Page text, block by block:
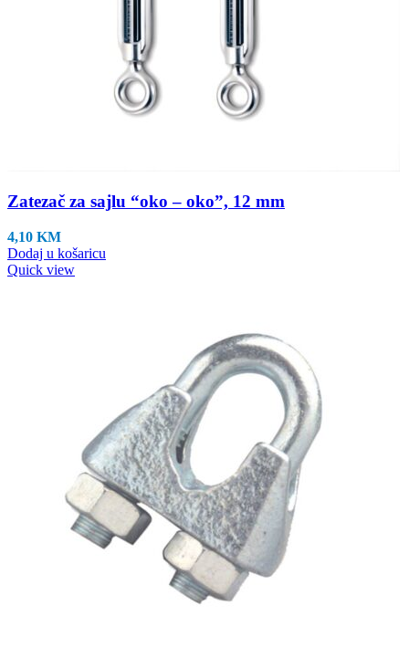
Zatezač za sajlu “oko – oko”, 12 mm
4,10 KM
Dodaj u košaricu
Quick view